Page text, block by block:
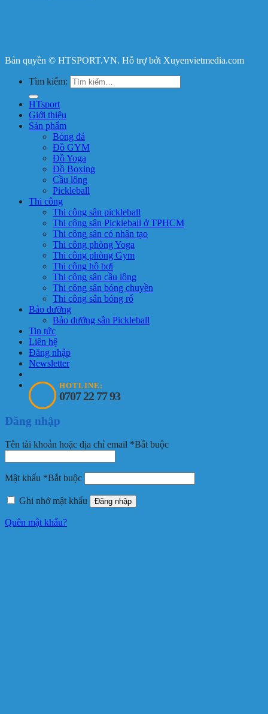
Bản quyền © HTSPORT.VN. Hỗ trợ bởi Xuyenvietmedia.com
Tìm kiếm:
HTsport
Giới thiệu
Sản phẩm
Bóng đá
Đồ GYM
Đồ Yoga
Đồ Boxing
Cầu lông
Pickleball
Thi công
Thi công sân pickleball
Thi công sân Pickleball ở TPHCM
Thi công sân cỏ nhân tạo
Thi công phòng Yoga
Thi công phòng Gym
Thi công hồ bơi
Thi công sân cầu lông
Thi công sân bóng chuyền
Thi công sân bóng rổ
Bảo dưỡng
Bảo dưỡng sân Pickleball
Tin tức
Liên hệ
Đăng nhập
Newsletter
HOTLINE:
0707 22 77 93
Đăng nhập
Tên tài khoản hoặc địa chỉ email *Bắt buộc
Mật khẩu *Bắt buộc
Ghi nhớ mật khẩu Đăng nhập
Quên mật khẩu?